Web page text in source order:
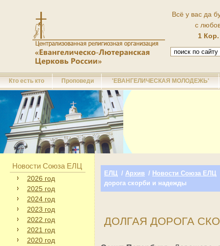
Всё у вас да
с
1
Кто есть кто Проповеди 'ЕВАНГЕЛИЧЕСКАЯ МОЛОДЕЖЬ'
Новости Союза ЕЛЦ
2026 год
2025 год
2024 год
2023 год
2022 год
2021 год
2020 год
ЕЛЦ / Архив / Новости Союза ЕЛЦ
дорога скорби и надежды
ДОЛГАЯ ДОРОГА